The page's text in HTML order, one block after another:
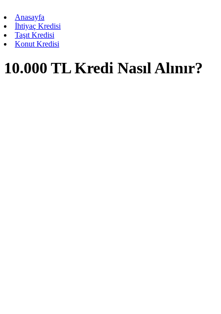
Anasayfa
İhtiyaç Kredisi
Taşıt Kredisi
Konut Kredisi
10.000 TL Kredi Nasıl Alınır?